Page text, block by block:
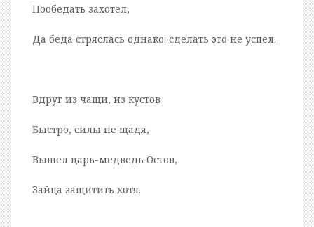
Пообедать захотел,
Да беда стряслась однако: сделать это не успел.
Вдруг из чащи, из кустов
Быстро, силы не щадя,
Вышел царь-медведь Остов,
Зайца защитить хотя.